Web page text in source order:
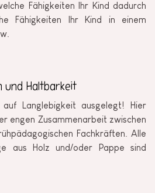
Fähigkeiten Ihr Kind dadurch
Fähigkeiten Ihr Kind in einem
und Haltbarkeit
Langlebigkeit ausgelegt! Hier
engen Zusammenarbeit zwischen
Fachkräften. Alle
aus Holz und/oder Pappe sind